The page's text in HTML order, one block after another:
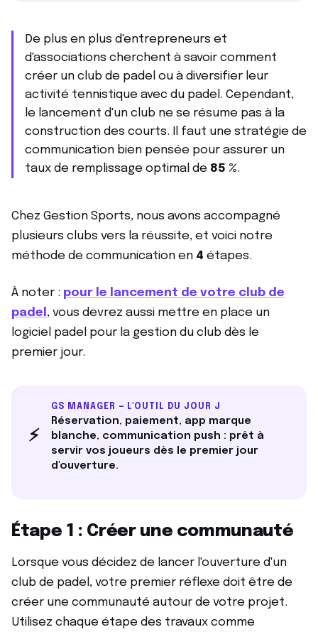
De plus en plus d'entrepreneurs et
d'associations cherchent à savoir comment
créer un club de padel ou à diversifier leur
activité tennistique avec du padel. Cependant,
le lancement d'un club ne se résume pas à la
construction des courts. Il faut une stratégie de
communication bien pensée pour assurer un
taux de remplissage optimal de 85 %.
Chez Gestion Sports, nous avons accompagné
plusieurs clubs vers la réussite, et voici notre
méthode de communication en 4 étapes.
À noter : pour le lancement de votre club de
padel , vous devrez aussi mettre en place un
logiciel padel pour la gestion du club dès le
premier jour.
⚡
GS MANAGER — L'OUTIL DU JOUR J
Réservation, paiement, app marque
blanche, communication push : prêt à
servir vos joueurs dès le premier jour
d'ouverture.
Étape 1 : Créer une communauté
Lorsque vous décidez de lancer l'ouverture d'un
club de padel, votre premier réflexe doit être de
créer une communauté autour de votre projet.
Utilisez chaque étape des travaux comme